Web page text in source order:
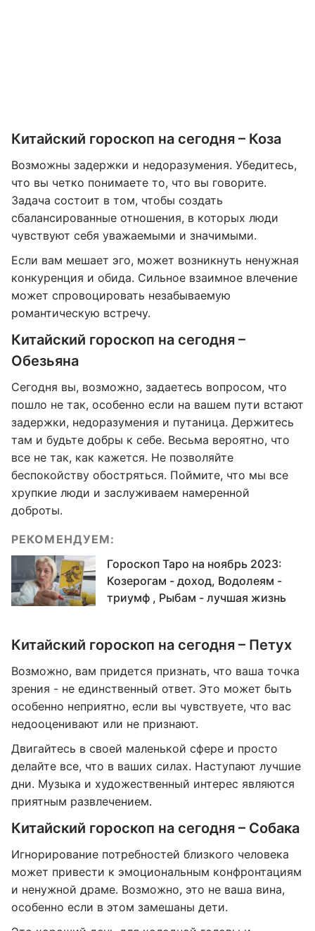
Китайский гороскоп на сегодня – Коза
Возможны задержки и недоразумения. Убедитесь,
что вы четко понимаете то, что вы говорите.
Задача состоит в том, чтобы создать
сбалансированные отношения, в которых люди
чувствуют себя уважаемыми и значимыми.
Если вам мешает эго, может возникнуть ненужная
конкуренция и обида. Сильное взаимное влечение
может спровоцировать незабываемую
романтическую встречу.
Китайский гороскоп на сегодня –
Обезьяна
Сегодня вы, возможно, задаетесь вопросом, что
пошло не так, особенно если на вашем пути встают
задержки, недоразумения и путаница. Держитесь
там и будьте добры к себе. Весьма вероятно, что
все не так, как кажется. Не позволяйте
беспокойству обостряться. Поймите, что мы все
хрупкие люди и заслуживаем намеренной
доброты.
РЕКОМЕНДУЕМ:
Гороскоп Таро на ноябрь 2023:
Козерогам - доход, Водолеям -
триумф , Рыбам - лучшая жизнь
Китайский гороскоп на сегодня – Петух
Возможно, вам придется признать, что ваша точка
зрения - не единственный ответ. Это может быть
особенно неприятно, если вы чувствуете, что вас
недооценивают или не признают.
Двигайтесь в своей маленькой сфере и просто
делайте все, что в ваших силах. Наступают лучшие
дни. Музыка и художественный интерес являются
приятным развлечением.
Китайский гороскоп на сегодня – Собака
Игнорирование потребностей близкого человека
может привести к эмоциональным конфронтациям
и ненужной драме. Возможно, это не ваша вина,
особенно если в этом замешаны дети.